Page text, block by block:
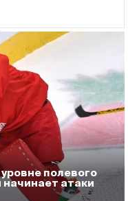
полевого
начинает атаки